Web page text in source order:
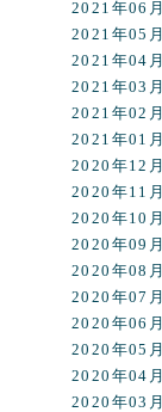
2021年06月
2021年05月
2021年04月
2021年03月
2021年02月
2021年01月
2020年12月
2020年11月
2020年10月
2020年09月
2020年08月
2020年07月
2020年06月
2020年05月
2020年04月
2020年03月